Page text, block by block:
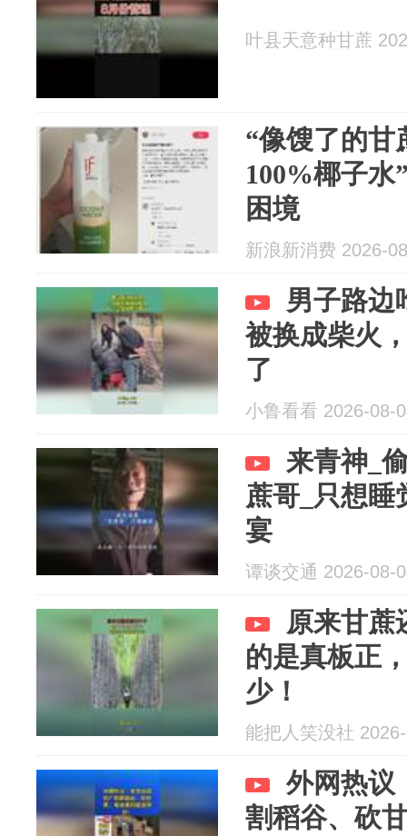
叶县天意种甘蔗
“像馊了的甘
100%椰子水
困境
新浪新消费 2026-
男子路边
被换成柴火
了
小鲁看看 2026-08-
来青神_
蔗哥_只想睡
宴
谭谈交通 2026-08-
原来甘蔗
的是真板正
少！
能把人笑没社
外网热议
割稻谷、砍